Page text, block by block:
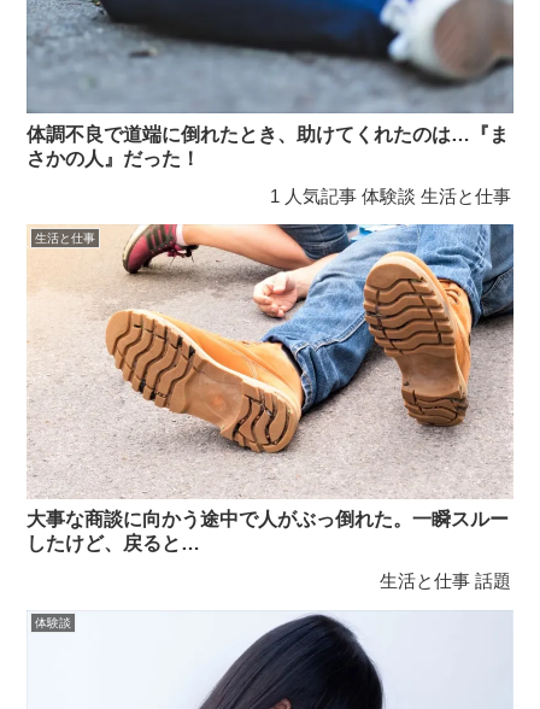
体調不良で道端に倒れたとき、助けてくれたのは…『ま
さかの人』だった！
1 人気記事 体験談 生活と仕事
生活と仕事
大事な商談に向かう途中で人がぶっ倒れた。一瞬スルー
したけど、戻ると…
生活と仕事 話題
体験談